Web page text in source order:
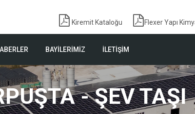
Kiremit Kataloğu Flexer Yapı
BAYİLERİMİZ İLETİŞİM
- ŞEV TAŞI